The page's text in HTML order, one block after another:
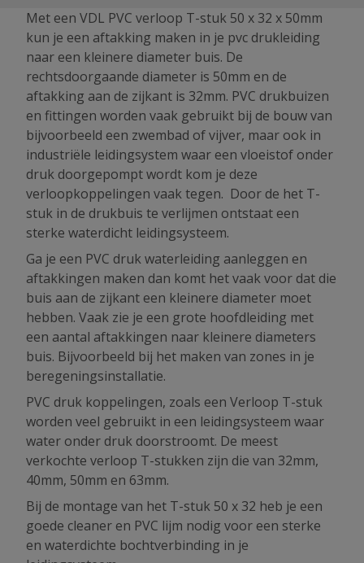
Met een VDL PVC verloop T-stuk 50 x 32 x 50mm
kun je een aftakking maken in je pvc drukleiding
naar een kleinere diameter buis. De
rechtsdoorgaande diameter is 50mm en de
aftakking aan de zijkant is 32mm. PVC drukbuizen
en fittingen worden vaak gebruikt bij de bouw van
bijvoorbeeld een zwembad of vijver, maar ook in
industriële leidingsystem waar een vloeistof onder
druk doorgepompt wordt kom je deze
verloopkoppelingen vaak tegen. Door de het T-
stuk in de drukbuis te verlijmen ontstaat een
sterke waterdicht leidingsysteem.
Ga je een PVC druk waterleiding aanleggen en
aftakkingen maken dan komt het vaak voor dat die
buis aan de zijkant een kleinere diameter moet
hebben. Vaak zie je een grote hoofdleiding met
een aantal aftakkingen naar kleinere diameters
buis. Bijvoorbeeld bij het maken van zones in je
beregeningsinstallatie.
PVC druk koppelingen, zoals een Verloop T-stuk
worden veel gebruikt in een leidingsysteem waar
water onder druk doorstroomt. De meest
verkochte verloop T-stukken zijn die van 32mm,
40mm, 50mm en 63mm.
Bij de montage van het T-stuk 50 x 32 heb je een
goede cleaner en PVC lijm nodig voor een sterke
en waterdichte bochtverbinding in je